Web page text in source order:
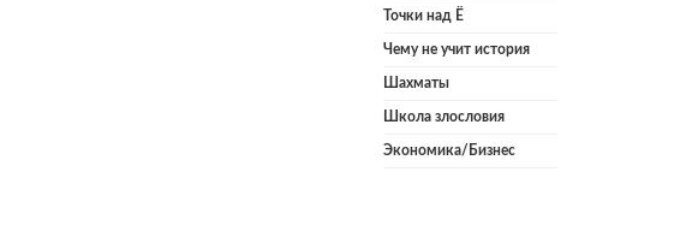
Точки над Ё
Чему не учит история
Шахматы
Школа злословия
Экономика/Бизнес